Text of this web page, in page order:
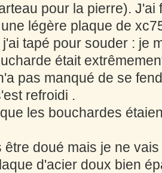
pour la pierre). J'ai
légère plaque de
tapé pour souder : je
était
pas manqué de se
refroidi .
les bouchardes
être doué mais je ne
d'acier doux bien